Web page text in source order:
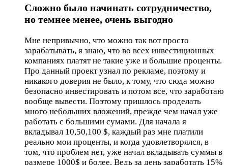
Сложно было начинать сотрудничество,
но темнее менее, очень выгодно
Мне непривычно, что можно так вот просто
зарабатывать, я знаю, что во всех инвестиционных
компаниях платят не такие уже и большие проценты.
Про данный проект узнал по рекламе, поэтому и
никакого доверия не было, к тому, что сюда можно
безопасно инвестировать и потом все, что заработаю
вообще вывести. Поэтому пришлось проделать
много небольших вложений, прежде чем начал уже
работать с большими сумами. Для начала я
вкладывал 10,50,100 $, каждый раз мне платили
реально мои проценты, и когда удовлетворялся, в
том, что проблем нет, уже начал вкладывать суммы в
размере 1000$ и более. Ведь за день заработать 15%